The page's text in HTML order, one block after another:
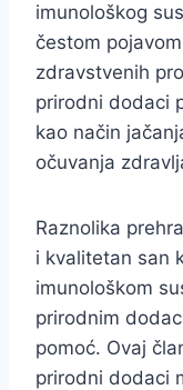
imunološkog
čestom
zdravstvenih
prirodni dodaci
kao način
očuvanja
Raznolika
i kvalitetan san
imunološkom
prirodnim
pomoć. Ovaj
prirodni dodaci